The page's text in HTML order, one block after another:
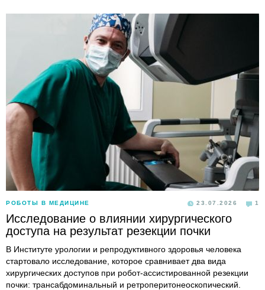
РОБОТЫ В МЕДИЦИНЕ 23.07.2026 1
Исследование о влиянии хирургического
доступа на результат резекции почки
В Институте урологии и репродуктивного здоровья человека
стартовало исследование, которое сравнивает два вида
хирургических доступов при робот-ассистированной резекции
почки: трансабдоминальный и ретроперитонеоскопический.